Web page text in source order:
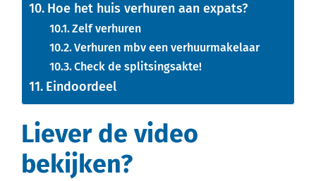
Hoe het huis verhuren aan expats?
Zelf verhuren
Verhuren mbv een verhuurmakelaar
Check de splitsingsakte!
Eindoordeel
Liever de video
bekijken?